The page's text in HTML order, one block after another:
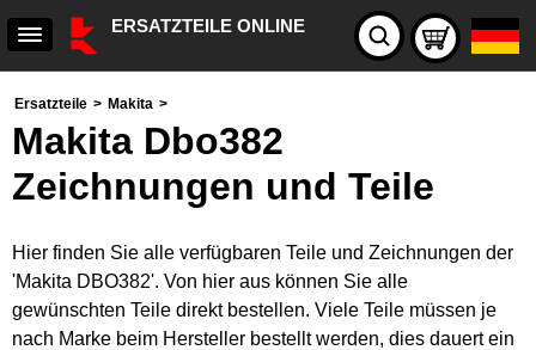
ERSATZTEILE ONLINE
Ersatzteile > Makita >
Makita Dbo382
Zeichnungen und Teile
Hier finden Sie alle verfügbaren Teile und Zeichnungen der
'Makita DBO382'. Von hier aus können Sie alle
gewünschten Teile direkt bestellen. Viele Teile müssen je
nach Marke beim Hersteller bestellt werden, dies dauert ein